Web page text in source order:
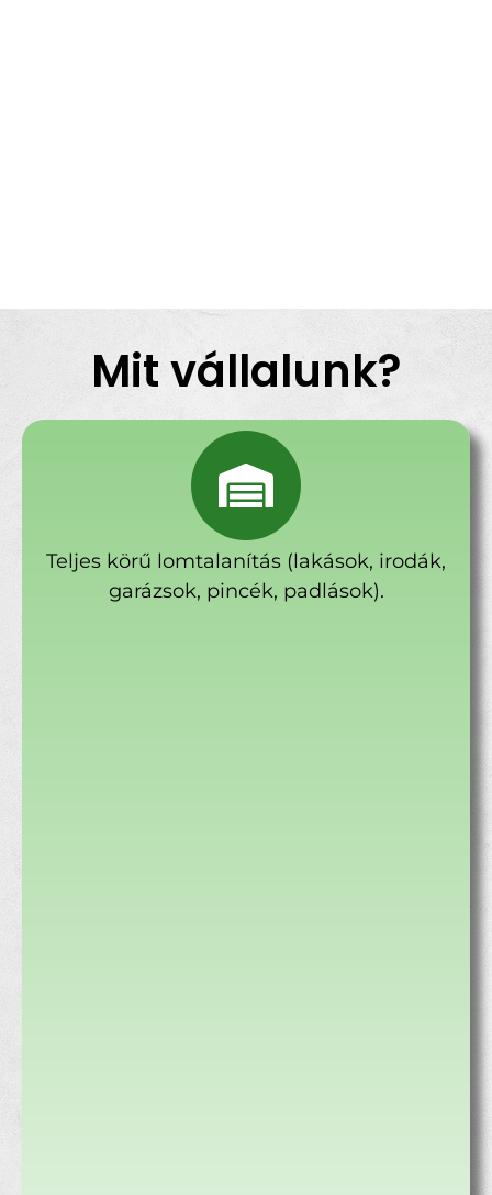
Mit vállalunk?
Teljes körű lomtalanítás (lakások, irodák,
garázsok, pincék, padlások).